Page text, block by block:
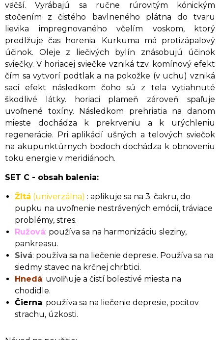
väčší. Vyrábajú sa ručne rúrovitým kónickým
stočením z čistého bavlneného plátna do tvaru
lievika impregnovaného včelím voskom, ktorý
predlžuje čas horenia. Kurkuma má protizápalový
účinok. Oleje z liečivých bylín znásobujú účinok
sviečky. V horiacej sviečke vzniká tzv. komínový efekt
čím sa vytvorí podtlak a na pokožke (v uchu) vzniká
sací efekt následkom čoho sú z tela vytiahnuté
škodlivé látky. horiaci plameň zároveň spaľuje
uvoľnené toxíny. Následkom prehriatia na danom
mieste dochádza k prekrveniu a k urýchleniu
regenerácie. Pri aplikácií ušných a telových sviečok
na akupunktúrnych bodoch dochádza k obnoveniu
toku energie v meridiánoch.
SET C - obsah balenia:
Žltá (univerzálna) : aplikuje sa na 3. čakru, do
pupku na uvoľnenie nestrávených emócií, tráviace
problémy, stres.
Ružová: používa sa na harmonizáciu sleziny,
pankreasu.
Sivá: používa sa na liečenie depresie. Používa sa na
siedmy stavec na krčnej chrbtici.
Hnedá: uvoľňuje a čistí bolestivé miesta na
chodidle.
Čierna: používa sa na liečenie depresie, pocitov
strachu, úzkosti.